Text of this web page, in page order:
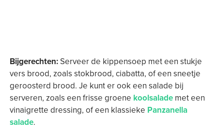
Bijgerechten: Serveer de kippensoep met een stukje
vers brood, zoals stokbrood, ciabatta, of een sneetje
geroosterd brood. Je kunt er ook een salade bij
serveren, zoals een frisse groene koolsalade met een
vinaigrette dressing, of een klassieke Panzanella
salade.